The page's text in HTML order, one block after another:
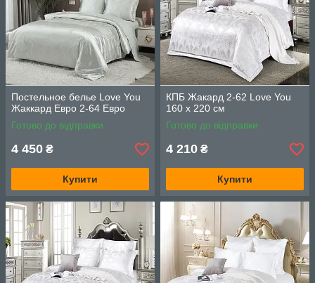
Постельное белье Love You
Жаккард Евро 2-64 Евро
Готово до відправки
4 450 ₴
Купити
КПБ Жакард 2-62 Love You
160 x 220 см
Готово до відправки
4 210 ₴
Купити